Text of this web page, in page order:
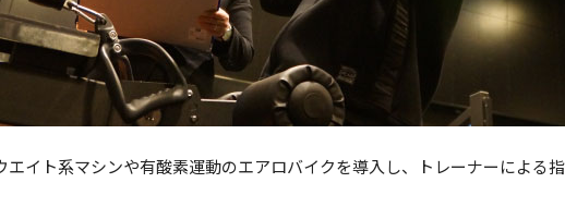
エイト系マシンや有酸素運動のエアロバイクを導入し、トレーナーによる指